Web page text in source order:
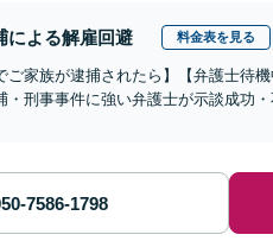
による解雇回避 料金表を見る
ご家族が逮捕されたら】【弁護士待
・刑事事件に強い弁護士が示談成功